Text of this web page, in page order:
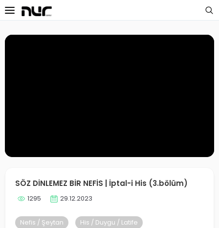
Dersler
Dersler
SÖZ DİNLEMEZ BİR NEFİS | İptal-i His (3.bölüm)
1295 29.12.2023
Nefis / Şeytan His / Duygu / Latife